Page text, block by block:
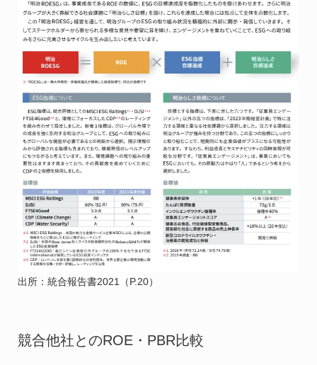
出所：統合報告書2021（P.20）
競合他社とのROE・PBR比較